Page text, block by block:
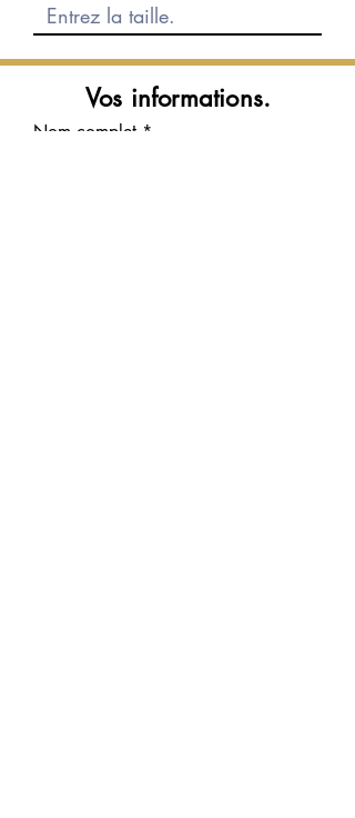
Vos informations.
Nom complet